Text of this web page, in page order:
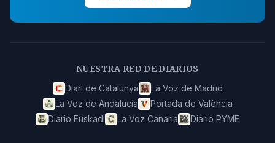
NUESTRA RED DE DIARIOS
Diari de Catalunya
La Voz de Madrid
La Voz de Andalucía
Portada de València
Diario Euskadi
La Voz Canaria Diario PYME